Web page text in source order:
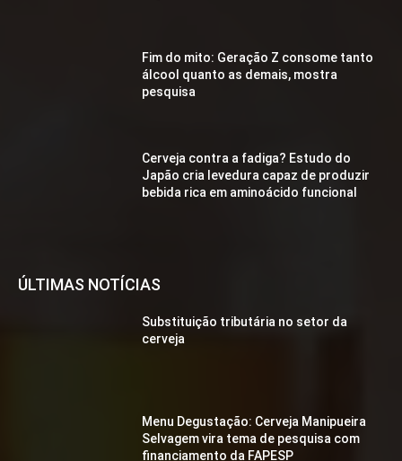
Fim do mito: Geração Z consome tanto
álcool quanto as demais, mostra
pesquisa
Cerveja contra a fadiga? Estudo do
Japão cria levedura capaz de produzir
bebida rica em aminoácido funcional
ÚLTIMAS NOTÍCIAS
Substituição tributária no setor da
cerveja
Menu Degustação: Cerveja Manipueira
Selvagem vira tema de pesquisa com
financiamento da FAPESP